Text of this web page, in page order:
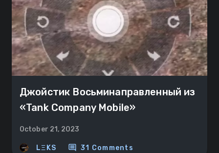
Джойстик Восьминаправленный из
«Tank Company Mobile»
October 21, 2023
LΞKS comment 31 Comments